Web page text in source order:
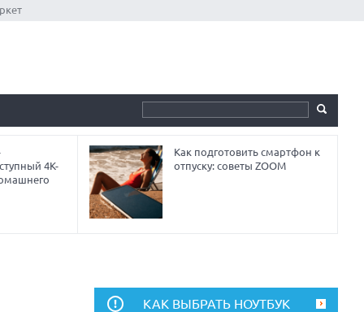
4K-
Как подготовить смартфон к
отпуску: советы ZOOM
КАК ВЫБРАТЬ НОУТБУК